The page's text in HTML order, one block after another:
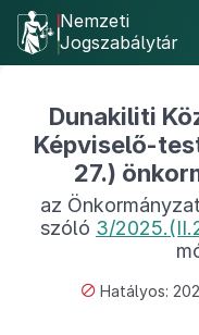
Nemzeti
Jogszabálytár
Dunakiliti
Képviselő-
27.)
az
szóló 3/
Hatályos: